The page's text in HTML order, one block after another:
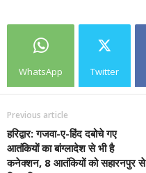
WhatsApp Twitter
Previous article
हरिद्वार: गजवा-ए-हिंद दबोचे गए
आतंकियों का बांग्लादेश से भी है
कनेक्शन, 8 आतंकियों को सहारनपुर से